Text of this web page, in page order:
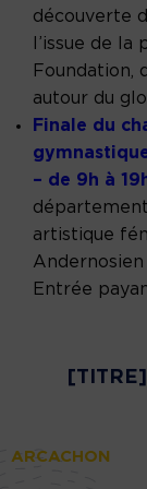
découverte
l’issue de
Foundation,
autour du
Finale du
– de 9h à
artistique
Entrée
ARCACHON